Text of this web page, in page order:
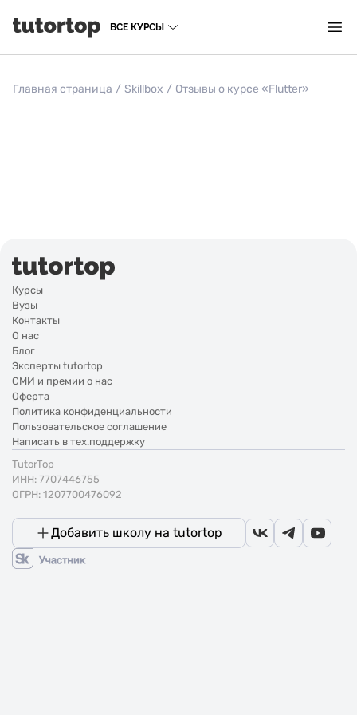
ВСЕ КУРСЫ
Главная страница / Skillbox / Отзывы о курсе «Flutter»
Курсы
Вузы
Контакты
О нас
Блог
Эксперты tutortop
СМИ и премии о нас
Оферта
Политика конфиденциальности
Пользовательское соглашение
Написать в тех.поддержку
TutorTop
ИНН: 7707446755
ОГРН: 1207700476092
Добавить школу на tutortop